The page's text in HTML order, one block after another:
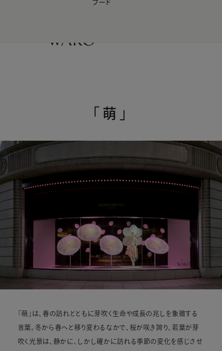
【会員様限定】夏のプレゼントキャンペーン開催中
フード
「萌」
「萌」は、春の訪れとともに芽吹く生命や成長の兆しを象徴する
言葉。冬から春へと移り変わるなかで、桜が咲き誇り、若葉が芽
吹く光景は、静かに、しかし確かに訪れる季節の変化を感じさせ